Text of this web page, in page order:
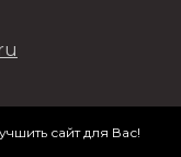
сайт для Вас!